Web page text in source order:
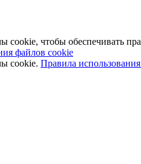
чтобы обеспечивать
файлов cookie
cookie. Правила